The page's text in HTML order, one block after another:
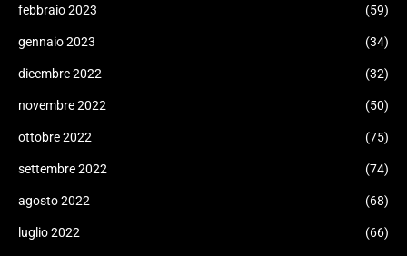
febbraio 2023 (59)
gennaio 2023 (34)
dicembre 2022 (32)
novembre 2022 (50)
ottobre 2022 (75)
settembre 2022 (74)
agosto 2022 (68)
luglio 2022 (66)